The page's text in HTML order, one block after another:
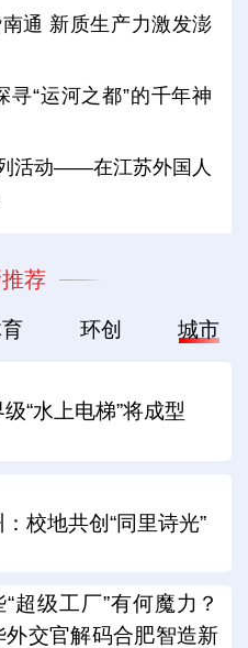
通 新质生产力激发澎
“运河之都”的千年神
活动——在江苏外国人
荐
环创 城市
“水上电梯”将成型
校地共创“同里诗光”
“超级工厂”有何魔力？
外交官解码合肥智造新